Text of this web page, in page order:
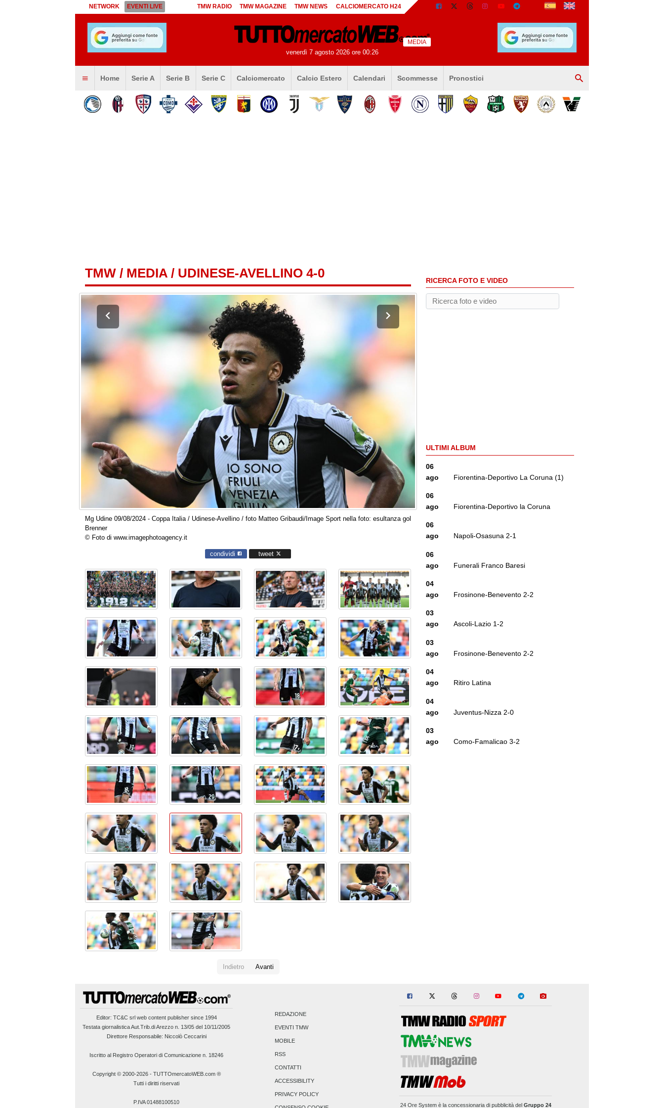
NETWORK EVENTI LIVE TMW RADIO TMW MAGAZINE TMW NEWS CALCIOMERCATO H24
venerdì 7 agosto 2026 ore 00:26
MEDIA
Home Serie A Serie B Serie C Calciomercato Calcio Estero Calendari Scommesse Pronostici
TMW / MEDIA / UDINESE-AVELLINO 4-0
Mg Udine 09/08/2024 - Coppa Italia / Udinese-Avellino / foto Matteo Gribaudi/Image Sport nella foto: esultanza gol
Brenner
© Foto di www.imagephotoagency.it
condividi tweet
Indietro Avanti
RICERCA FOTO E VIDEO
ULTIMI ALBUM
06
ago
Fiorentina-Deportivo La Coruna (1)
06
ago
Fiorentina-Deportivo la Coruna
06
ago
Napoli-Osasuna 2-1
06
ago
Funerali Franco Baresi
04
ago
Frosinone-Benevento 2-2
03
ago
Ascoli-Lazio 1-2
03
ago
Frosinone-Benevento 2-2
04
ago
Ritiro Latina
04
ago
Juventus-Nizza 2-0
03
ago
Como-Famalicao 3-2
Editor: TC&C srlweb content publisher since 1994
Testata giornalistica Aut.Trib.di Arezzo n. 13/05 del 10/11/2005
Direttore Responsabile: Niccolò Ceccarini
Iscritto al Registro Operatori di Comunicazione n. 18246
Copyright © 2000-2026- TUTTOmercatoWEB.com ®
Tutti i diritti riservati
P.IVA 01488100510
REDAZIONE
EVENTI TMW
MOBILE
RSS
CONTATTI
ACCESSIBILITY
PRIVACY POLICY
24 Ore Systemè la concessionaria di pubblicità del Gruppo 24